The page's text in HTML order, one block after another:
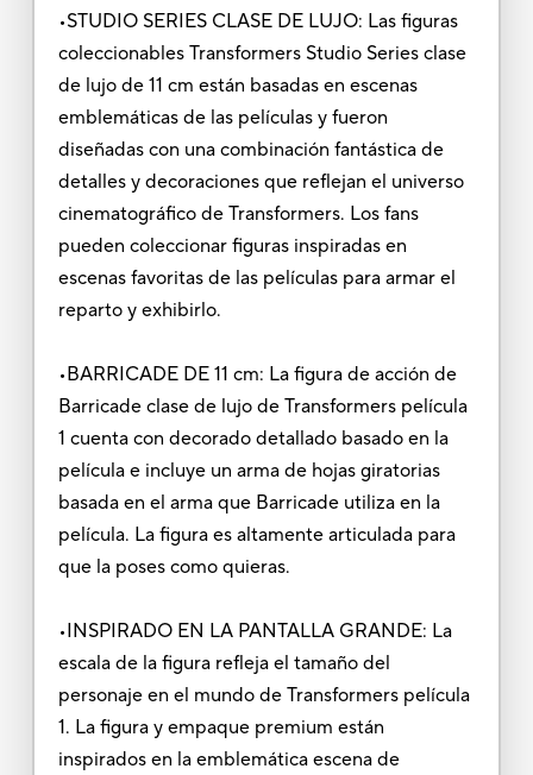
•STUDIO SERIES CLASE DE LUJO: Las figuras
coleccionables Transformers Studio Series clase
de lujo de 11 cm están basadas en escenas
emblemáticas de las películas y fueron
diseñadas con una combinación fantástica de
detalles y decoraciones que reflejan el universo
cinematográfico de Transformers. Los fans
pueden coleccionar figuras inspiradas en
escenas favoritas de las películas para armar el
reparto y exhibirlo.
•BARRICADE DE 11 cm: La figura de acción de
Barricade clase de lujo de Transformers película
1 cuenta con decorado detallado basado en la
película e incluye un arma de hojas giratorias
basada en el arma que Barricade utiliza en la
película. La figura es altamente articulada para
que la poses como quieras.
•INSPIRADO EN LA PANTALLA GRANDE: La
escala de la figura refleja el tamaño del
personaje en el mundo de Transformers película
1. La figura y empaque premium están
inspirados en la emblemática escena de